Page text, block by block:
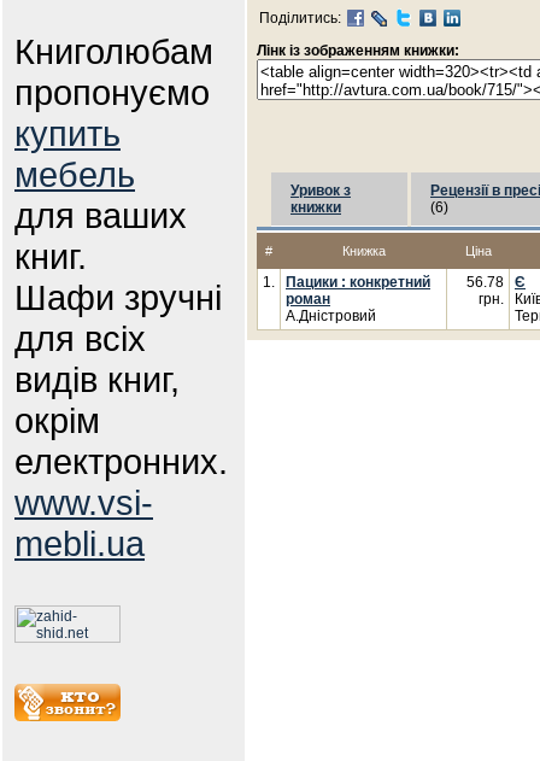
Книголюбам
пропонуємо
купить
мебель
для ваших
книг.
Шафи зручні
для всіх
видів книг,
окрім
електронних.
www.vsi-
mebli.ua
Поділитись:
Лінк із зображенням книжки:
Уривок з
книжки
Рецензії в пресі
(6)
# Книжка Ціна
1.
Пацики : конкретний
роман
А.Дністровий
56.78
грн.
Є